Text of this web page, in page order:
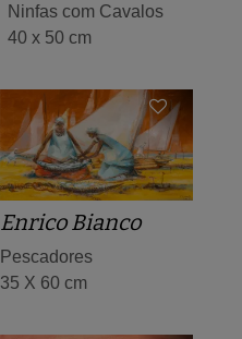
Ninfas com Cavalos
40 x 50 cm
Enrico Bianco
Pescadores
35 X 60 cm